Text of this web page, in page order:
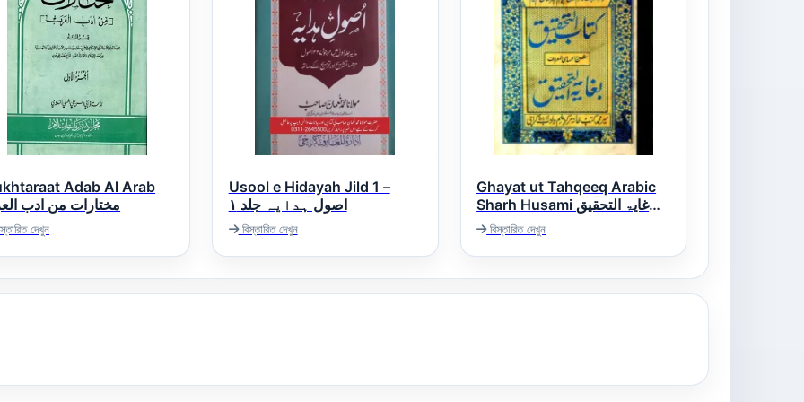
Adab Al Arab
مختارات من ادب
দেখুন
Usool e Hidayah Jild 1 –
اصول ہدایہ جلد ۱
বিস্তারিত দেখুন
Ghayat ut Tahqeeq Arabic
Sharh Husami غایۃ التحقیق
عربی شرح الحسامی
বিস্তারিত দেখুন